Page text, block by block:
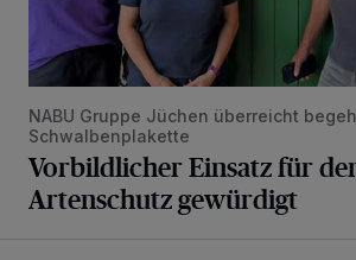
NABU Gruppe Jüchen überreicht
Schwalbenplakette
Vorbildlicher Einsatz für
Artenschutz gewürdigt